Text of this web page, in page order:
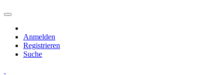
Anmelden
Registrieren
Suche